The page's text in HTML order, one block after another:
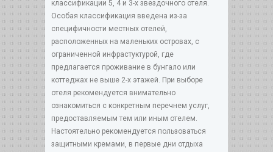
классификации 5, 4 и 3-х звездочного отеля.
Особая классификация введена из-за
специфичности местных отелей,
расположенных на маленьких островах, с
ограниченной инфрастуктурой, где
предлагается проживание в бунгало или
коттеджах не выше 2-х этажей. При выборе
отеля рекомендуется внимательно
ознакомиться с конкретным перечнем услуг,
предоставляемым тем или иным отелем.
Настоятельно рекомендуется пользоваться
защитными кремами, в первые дни отдыха